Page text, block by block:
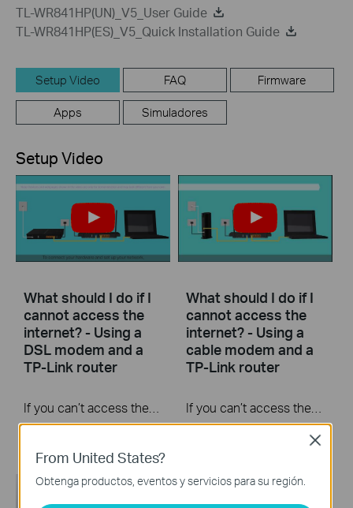
TL-WR841HP(UN)_V5_User Guide
TL-WR841HP(ES)_V5_Quick Installation Guide
Setup Video FAQ Firmware
Apps Simuladores
Setup Video
What should I do if I
cannot access the
internet? - Using a
DSL modem and a
TP-Link router
What should I do if I
cannot access the
internet? - Using a
cable modem and a
TP-Link router
From United States?
Obtenga productos, eventos y servicios para su región.
Close